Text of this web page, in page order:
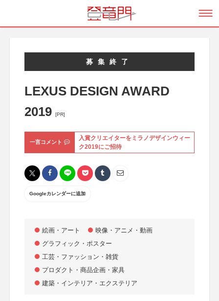
募集終了
LEXUS DESIGN AWARD
2019
[PR]
一言コメント
入賞クリエイターをミラノデザインウィー
ク2019にご招待
Googleカレンダーに追加
絵画・アート
映像・アニメ・動画
グラフィック・ポスター
工芸・ファッション・雑貨
プロダクト・商品企画・家具
建築・インテリア・エクステリア